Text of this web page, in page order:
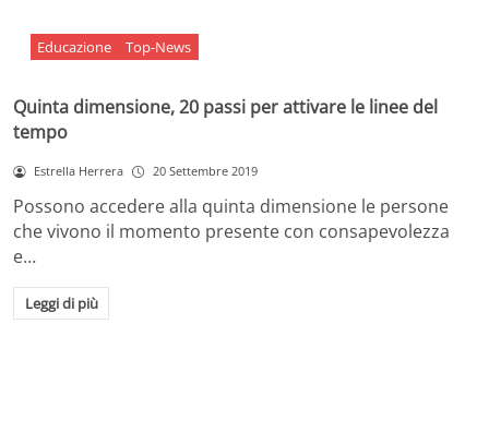
Educazione Top-News
Quinta dimensione, 20 passi per attivare le linee del
tempo
Estrella Herrera 20 Settembre 2019
Possono accedere alla quinta dimensione le persone
che vivono il momento presente con consapevolezza
e…
Leggi di più